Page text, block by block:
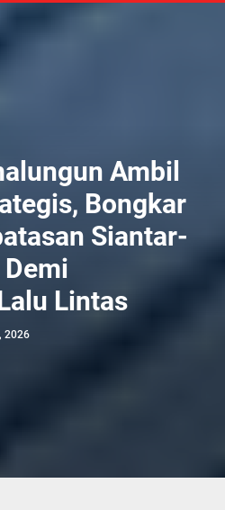
Ambil
Bongkar
Siantar-
Lintas
2026